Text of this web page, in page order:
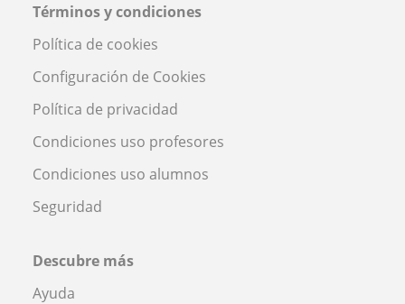
Términos y condiciones
Política de cookies
Configuración de Cookies
Política de privacidad
Condiciones uso profesores
Condiciones uso alumnos
Seguridad
Descubre más
Ayuda